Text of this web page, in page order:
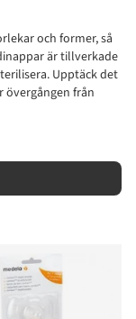
och former, så
är tillverkade
Upptäck det
övergången från